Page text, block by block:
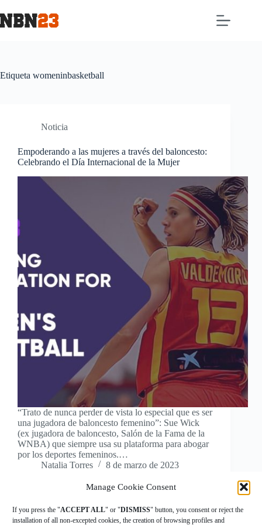
Manage Cookie Consent
If you press the "ACCEPT ALL" or "DISMISS" button, you consent or reject the
installation of all non-excepted cookies, the creation of browsing profiles and
Etiqueta womeninbasketball
Noticia
Empoderando a las mujeres a través del baloncesto:
Celebrando el Día Internacional de la Mujer
“Trato de nunca perder de vista lo especial que es ser
una jugadora de baloncesto femenino”: Sue Wick
(ex jugadora de baloncesto, Salón de la Fama de la
WNBA) que siempre usa su plataforma para abogar
por los deportes femeninos.…
Natalia Torres
8 de marzo de 2023